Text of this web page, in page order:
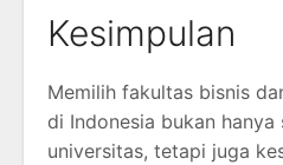
Kesimpulan
Memilih fakultas bisnis
di Indonesia bukan hanya
universitas, tetapi juga